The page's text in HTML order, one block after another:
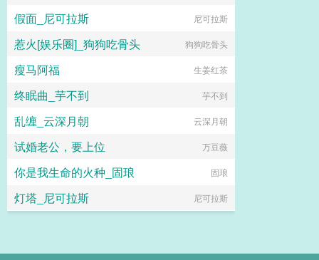
假面_尼可拉斯
尼可拉斯
惹火[娱乐圈]_狗狗吃骨头 狗狗吃骨头
瘦马阿福 生姜红茶
终眠曲_芋不到 芋不到
乱缠_云深月朝 云深月朝
试婚老公，要上位 万豆薇
你是我生命的火种_固琅 固琅
灯塔_尼可拉斯 尼可拉斯